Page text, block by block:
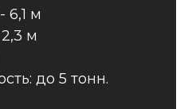
6,1 м
м
до 5 тонн.